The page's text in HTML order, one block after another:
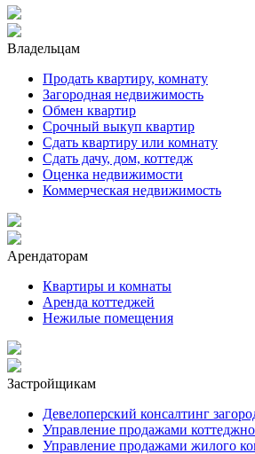
Владельцам
Продать квартиру, комнату
Загородная недвижимость
Обмен квартир
Срочный выкуп квартир
Сдать квартиру или комнату
Сдать дачу, дом, коттедж
Оценка недвижимости
Коммерческая недвижимость
Арендаторам
Квартиры и комнаты
Аренда коттеджей
Нежилые помещения
Застройщикам
Девелоперский консалтинг
Управление продажами
Управление продажами жилого